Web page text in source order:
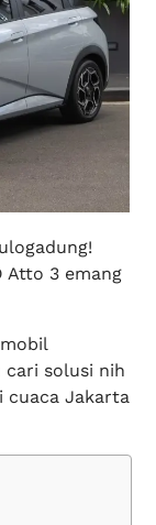
Atto 3 emang
cari solusi nih
cuaca Jakarta